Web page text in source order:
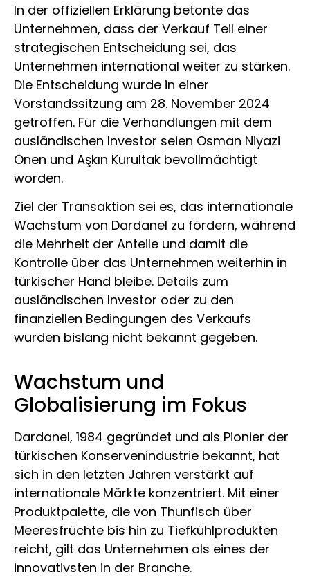
In der offiziellen Erklärung betonte das
Unternehmen, dass der Verkauf Teil einer
strategischen Entscheidung sei, das
Unternehmen international weiter zu stärken.
Die Entscheidung wurde in einer
Vorstandssitzung am 28. November 2024
getroffen. Für die Verhandlungen mit dem
ausländischen Investor seien Osman Niyazi
Önen und Aşkın Kurultak bevollmächtigt
worden.
Ziel der Transaktion sei es, das internationale
Wachstum von Dardanel zu fördern, während
die Mehrheit der Anteile und damit die
Kontrolle über das Unternehmen weiterhin in
türkischer Hand bleibe. Details zum
ausländischen Investor oder zu den
finanziellen Bedingungen des Verkaufs
wurden bislang nicht bekannt gegeben.
Wachstum und
Globalisierung im Fokus
Dardanel, 1984 gegründet und als Pionier der
türkischen Konservenindustrie bekannt, hat
sich in den letzten Jahren verstärkt auf
internationale Märkte konzentriert. Mit einer
Produktpalette, die von Thunfisch über
Meeresfrüchte bis hin zu Tiefkühlprodukten
reicht, gilt das Unternehmen als eines der
innovativsten in der Branche.